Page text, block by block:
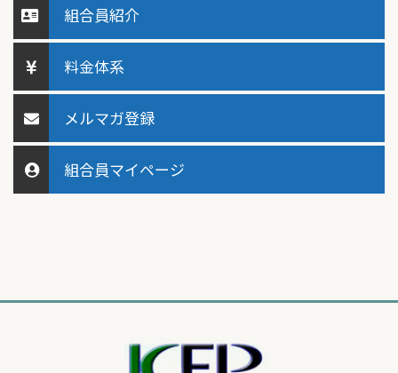
組合員紹介
料金体系
メルマガ登録
組合員マイページ